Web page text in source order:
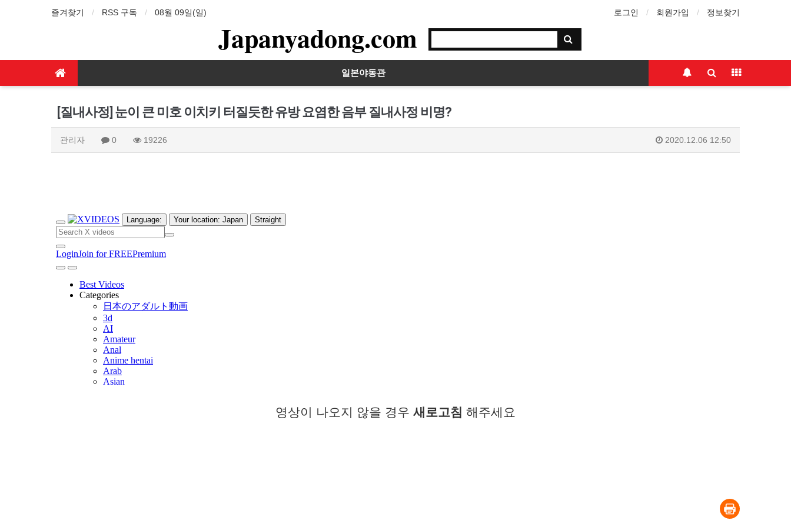
즐겨찾기 RSS 구독 08월 09일(일) 로그인 회원가입 정보찾기
Japanyadong.com
일본야동관
[질내사정] 눈이 큰 미호 이치키 터질듯한 유방 요염한 음부 질내사정 비명?
관리자 0 19226 2020.12.06 12:50
영상이 나오지 않을 경우 새로고침 해주세요